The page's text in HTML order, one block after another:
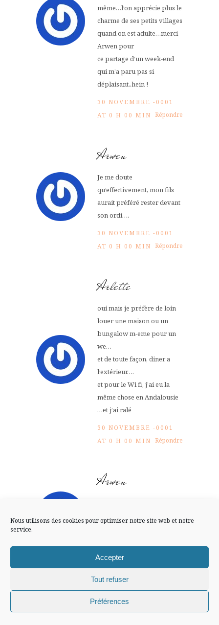
Nous utilisons des cookies pour optimiser notre site web et notre
service.
Accepter
Tout refuser
Préférences
même…l’on apprécie plus le
charme de ses petits villages
quand on est adulte…merci
Arwen pour
ce partage d’un week-end
qui m’a paru pas si
déplaisant..hein !
30 NOVEMBRE -0001
AT 0 H 00 MIN Répondre
Arwen
Je me doute
qu’effectivement, mon fils
aurait préféré rester devant
son ordi….
30 NOVEMBRE -0001
AT 0 H 00 MIN Répondre
Arlette
oui mais je préfère de loin
louer une maison ou un
bungalow m-eme pour un
we…
et de toute façon, diner a
l’extérieur….
et pour le Wi fi, j’ai eu la
même chose en Andalousie
…et j’ai ralé
30 NOVEMBRE -0001
AT 0 H 00 MIN Répondre
Arwen
30 NOVEMBRE -0001
AT 0 H 00 MIN
Marie
FLUX INSTA
Suivre sur Instagram
Mentions légales